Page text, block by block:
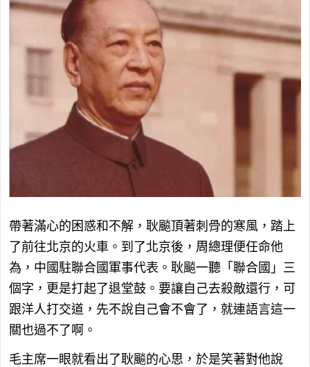
帶著滿心的困惑和不解，耿飈頂著刺骨的寒風，踏上
了前往北京的火車。到了北京後，周總理便任命他
為，中國駐聯合國軍事代表。耿飈一聽「聯合國」三
個字，更是打起了退堂鼓。要讓自己去殺敵還行，可
跟洋人打交道，先不說自己會不會了，就連語言這一
關也過不了啊。
毛主席一眼就看出了耿飈的心思，於是笑著對他說